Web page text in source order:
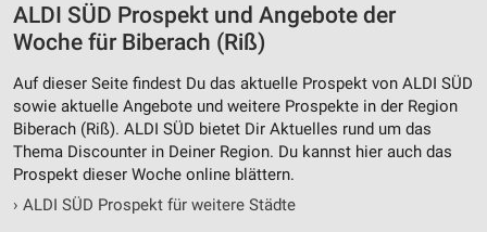
ALDI SÜD Prospekt und Angebote der
Woche für Biberach (Riß)
Auf dieser Seite findest Du das aktuelle Prospekt von ALDI SÜD
sowie aktuelle Angebote und weitere Prospekte in der Region
Biberach (Riß). ALDI SÜD bietet Dir Aktuelles rund um das
Thema Discounter in Deiner Region. Du kannst hier auch das
Prospekt dieser Woche online blättern.
› ALDI SÜD Prospekt für weitere Städte